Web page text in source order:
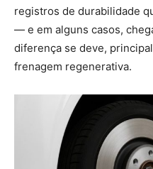
registros de durabilidade
— e em alguns casos,
diferença se deve,
frenagem regenerativa.